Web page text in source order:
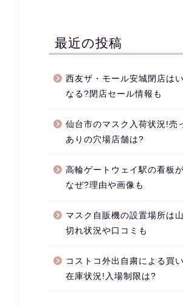
最近の投稿
西友ザ・モール安城閉店は
なる?閉店セール情報も
仙台市のマスク入荷状況!売
ありの穴場店舗は?
高輪ゲートウェイ駅の看板
なぜ?理由や画像も
マスク自販機の設置場所は
切れ状況や口コミも
コストコ外出自粛による買
在庫状況!入場制限は?